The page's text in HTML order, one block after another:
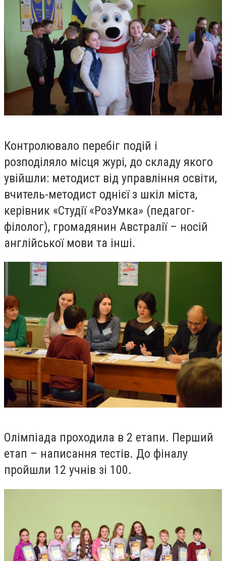
Контролювало перебіг подій і
розподіляло місця журі, до складу якого
увійшли: методист від управління освіти,
вчитель-методист однієї з шкіл міста,
керівник «Студії «РозУмка» (педагог-
філолог), громадянин Австралії – носій
англійської мови та інші.
Олімпіада проходила в 2 етапи. Перший
етап – написання тестів. До фіналу
пройшли 12 учнів зі 100.